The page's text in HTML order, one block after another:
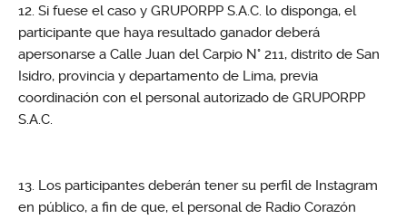
Si fuese el caso y GRUPORPP S.A.C. lo disponga, el
participante que haya resultado ganador deberá
apersonarse a Calle Juan del Carpio N° 211, distrito de San
Isidro, provincia y departamento de Lima, previa
coordinación con el personal autorizado de GRUPORPP
S.A.C.
Los participantes deberán tener su perfil de Instagram
en público, a fin de que, el personal de Radio Corazón